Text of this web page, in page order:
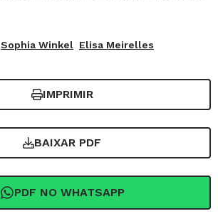
Sophia Winkel Elisa Meirelles
IMPRIMIR
BAIXAR PDF
PDF NO WHATSAPP